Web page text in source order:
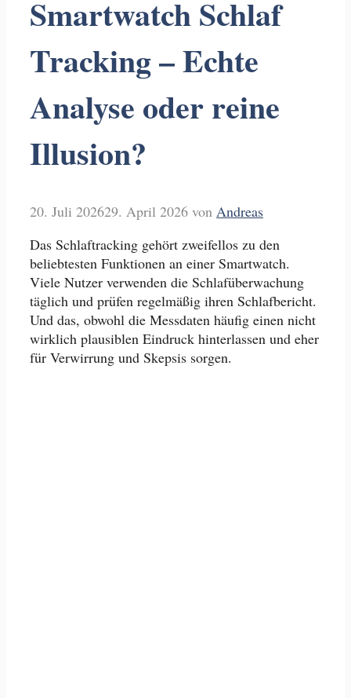
Smartwatch Schlaf
Tracking – Echte
Analyse oder reine
Illusion?
20. Juli 202629. April 2026 von Andreas
Das Schlaftracking gehört zweifellos zu den
beliebtesten Funktionen an einer Smartwatch.
Viele Nutzer verwenden die Schlafüberwachung
täglich und prüfen regelmäßig ihren Schlafbericht.
Und das, obwohl die Messdaten häufig einen nicht
wirklich plausiblen Eindruck hinterlassen und eher
für Verwirrung und Skepsis sorgen.